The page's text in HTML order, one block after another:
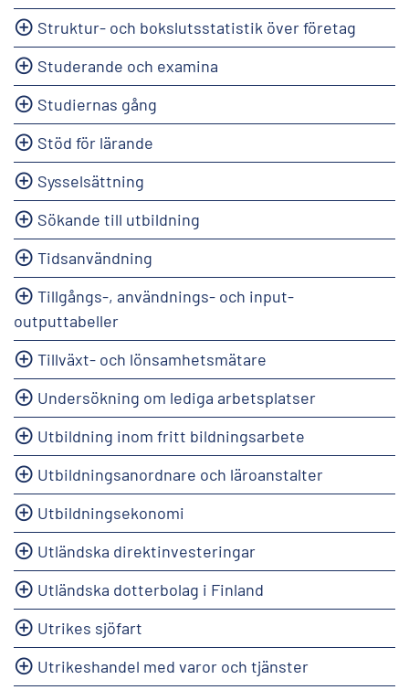
Struktur- och bokslutsstatistik över företag
Studerande och examina
Studiernas gång
Stöd för lärande
Sysselsättning
Sökande till utbildning
Tidsanvändning
Tillgångs-, användnings- och input-
outputtabeller
Tillväxt- och lönsamhetsmätare
Undersökning om lediga arbetsplatser
Utbildning inom fritt bildningsarbete
Utbildningsanordnare och läroanstalter
Utbildningsekonomi
Utländska direktinvesteringar
Utländska dotterbolag i Finland
Utrikes sjöfart
Utrikeshandel med varor och tjänster